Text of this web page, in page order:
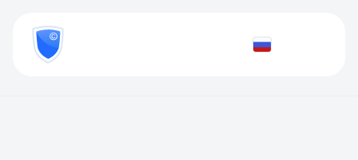
800
777-
81-Проверить